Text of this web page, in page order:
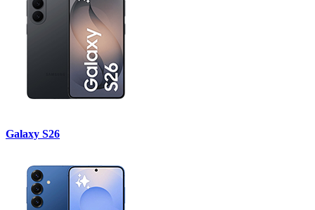
Galaxy S26